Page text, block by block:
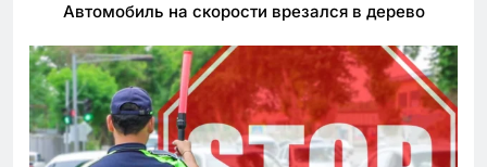
Автомобиль на скорости врезался в дерево